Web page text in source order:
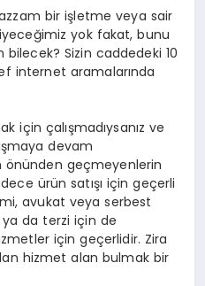
bir işletme veya sair
yok fakat, bunu
bilecek? Sizin caddedeki 10
internet aramalarında
için çalışmadıysanız ve
devam
önünden geçmeyenlerin
ürün satışı için geçerli
avukat veya serbest
da terzi için de
için geçerlidir. Zira
hizmet alan bulmak bir